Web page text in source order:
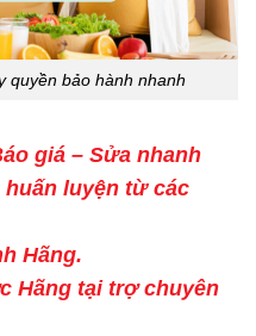
quyền bảo hành nhanh
giá – Sửa nhanh
luyện từ các
Hãng.
Hãng tại trợ chuyên